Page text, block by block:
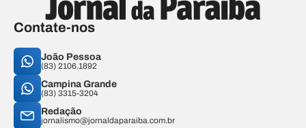
Contate-nos
João Pessoa
(83) 2106.1892
Campina Grande
(83) 3315-3204
Redação
jornalismo@jornaldaparaiba.com.br